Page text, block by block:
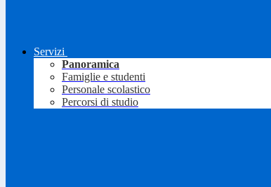
Servizi
Panoramica
Famiglie e studenti
Personale scolastico
Percorsi di studio